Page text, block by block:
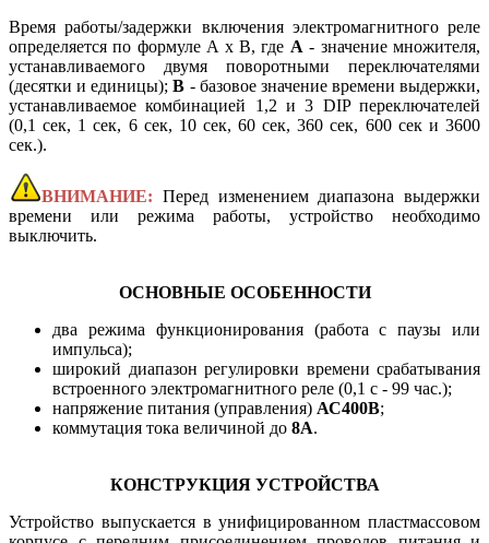
Время работы/задержки включения электромагнитного реле
определяется по формуле A x B, где А - значение множителя,
устанавливаемого двумя поворотными переключателями
(десятки и единицы);В - базовое значение времени выдержки,
устанавливаемое комбинацией 1,2 и 3 DIP переключателей
(0,1 сек, 1 сек, 6 сек, 10 сек, 60 сек, 360 сек, 600 сек и 3600
сек.).
ВНИМАНИЕ: Перед изменением диапазона выдержки
времени или режима работы, устройство необходимо
выключить.
ОСНОВНЫЕ ОСОБЕННОСТИ
два режима функционирования (работа с паузы или
импульса);
широкий диапазон регулировки времени срабатывания
встроенного электромагнитного реле (0,1 с - 99 час.);
напряжение питания (управления) АС400В;
коммутация тока величиной до 8А.
КОНСТРУКЦИЯ УСТРОЙСТВА
Устройство выпускается в унифицированном пластмассовом